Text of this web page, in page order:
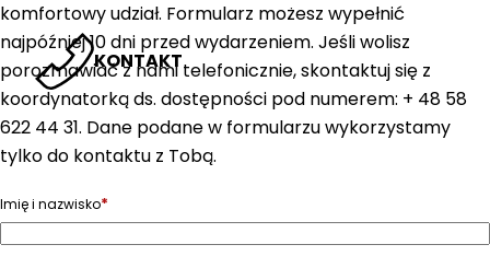
KONTAKT
komfortowy udział. Formularz możesz wypełnić
najpóźniej 10 dni przed wydarzeniem. Jeśli wolisz
porozmawiać z nami telefonicznie, skontaktuj się z
koordynatorką ds. dostępności pod numerem: + 48 58
622 44 31. Dane podane w formularzu wykorzystamy
tylko do kontaktu z Tobą.
Imię i nazwisko*